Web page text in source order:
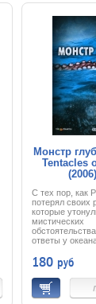
Монстр
Tentacles
С тех пор, как
потерял своих
которые
мистических
ответы у
узнал, что
доктор Николь
столкнулась с
морским
самом месте,
180 руб